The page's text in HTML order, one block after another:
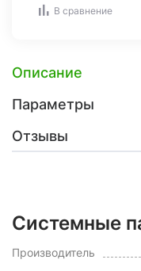
В сравнение
Описание
Параметры
Отзывы
Системные
Производитель